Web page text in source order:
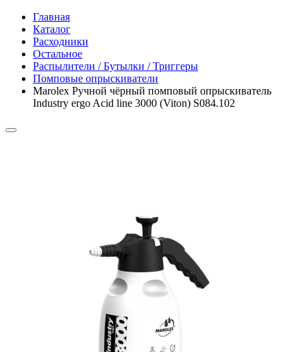
Главная
Каталог
Расходники
Остальное
Распылители / Бутылки / Триггеры
Помповые опрыскиватели
Marolex Ручной чёрный помповый опрыскиватель
Industry ergo Acid line 3000 (Viton) S084.102